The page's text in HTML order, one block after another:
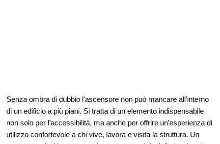
Senza ombra di dubbio l’ascensore non può mancare all’interno
di un edificio a più piani. Si tratta di un elemento indispensabile
non solo per l’accessibilità, ma anche per offrire un’esperienza di
utilizzo confortevole a chi vive, lavora e visita la struttura. Un